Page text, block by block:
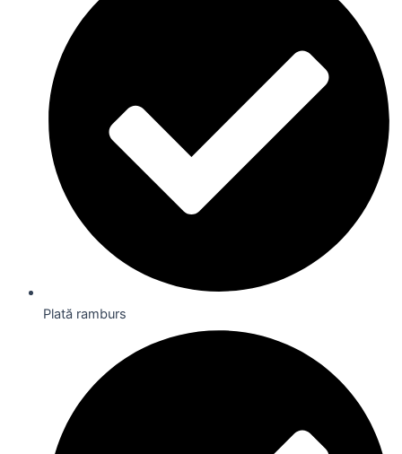
Plată ramburs